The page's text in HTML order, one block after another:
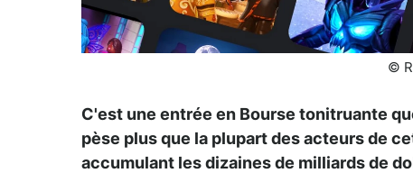
©
C'est une entrée en Bourse tonitruante
pèse plus que la plupart des acteurs de
accumulant les dizaines de milliards de